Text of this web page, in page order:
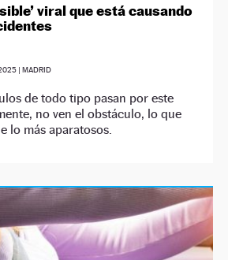
viral que está causando
| MADRID
de todo tipo pasan por este
no ven el obstáculo, lo que
lo más aparatosos.